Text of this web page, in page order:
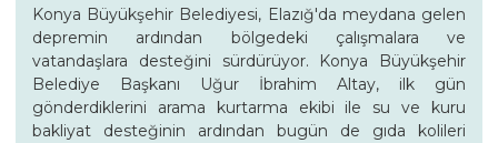
Konya Büyükşehir Belediyesi, Elazığ'da meydana gelen
depremin ardından bölgedeki çalışmalara ve
vatandaşlara desteğini sürdürüyor. Konya Büyükşehir
Belediye Başkanı Uğur İbrahim Altay, ilk gün
gönderdiklerini arama kurtarma ekibi ile su ve kuru
bakliyat desteğinin ardından bugün de gıda kolileri